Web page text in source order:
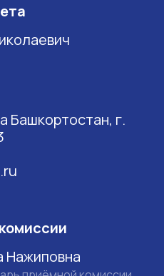
Башкортостан, г.
Нажиповна